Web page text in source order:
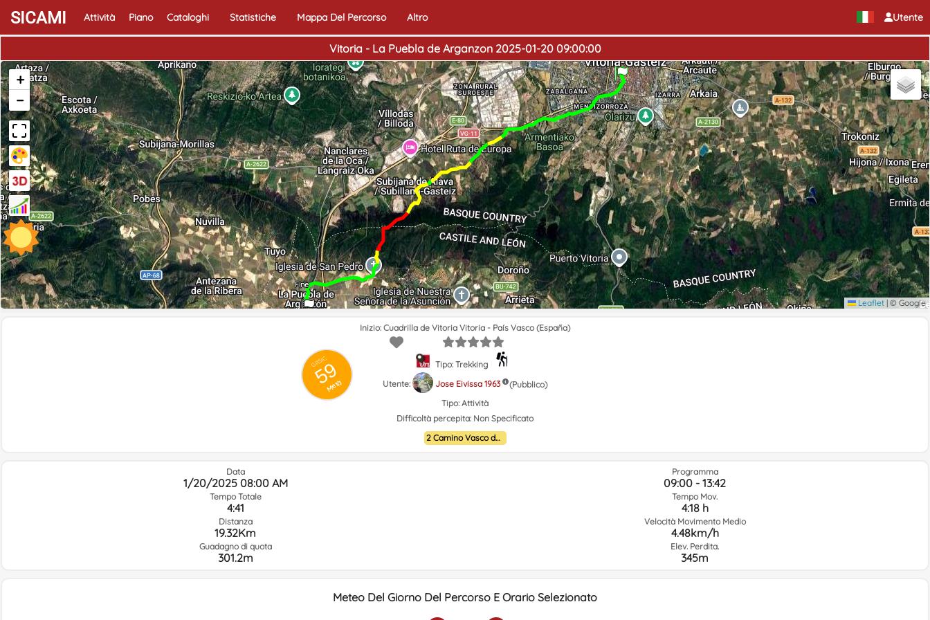
Utente
SICAMI Attività Piano Cataloghi Statistiche Mappa Del Percorso Altro
Vitoria - La Puebla de Arganzon 2025-01-20 09:00:00
Fine
+
−
Leaflet | © Google
GRSIC
59
Metà
Inizio: Cuadrilla de Vitoria Vitoria - País Vasco (España)
Tipo: Trekking
Utente:
Jose Eivissa 1963
(Pubblico)
Tipo: Attività
Difficoltà percepita: Non Specificato
2 Camino Vasco del interior
Data
1/20/2025 08:00 AM
Tempo Totale
4:41
Distanza
19.32Km
Guadagno di quota
301.2m
Programma
09:00 - 13:42
Tempo Mov.
4:18 h
Velocità Movimento Medio
4.48km/h
Elev. Perdita.
345m
Meteo Del Giorno Del Percorso E Orario Selezionato